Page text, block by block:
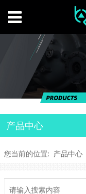
产品中心
您当前的位置: 产品中心